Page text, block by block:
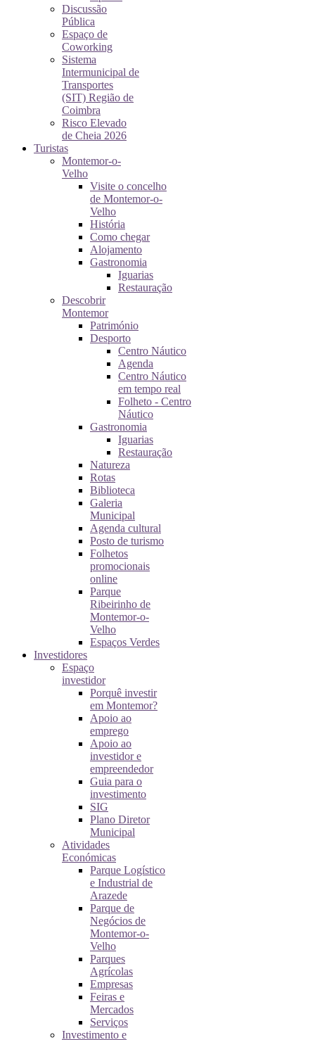
Discussão
Pública
Espaço de
Coworking
Sistema
Intermunicipal de
Transportes
(SIT) Região de
Coimbra
Risco Elevado
de Cheia 2026
Turistas
Montemor-o-
Velho
Visite o concelho
de Montemor-o-
Velho
História
Como chegar
Alojamento
Gastronomia
Iguarias
Restauração
Descobrir
Montemor
Património
Desporto
Centro Náutico
Agenda
Centro Náutico
em tempo real
Folheto - Centro
Náutico
Gastronomia
Iguarias
Restauração
Natureza
Rotas
Biblioteca
Galeria
Municipal
Agenda cultural
Posto de turismo
Folhetos
promocionais
online
Parque
Ribeirinho de
Montemor-o-
Velho
Espaços Verdes
Investidores
Espaço
investidor
Porquê investir
em Montemor?
Apoio ao
emprego
Apoio ao
investidor e
empreendedor
Guia para o
investimento
SIG
Plano Diretor
Municipal
Atividades
Económicas
Parque Logístico
e Industrial de
Arazede
Parque de
Negócios de
Montemor-o-
Velho
Parques
Agrícolas
Empresas
Feiras e
Mercados
Serviços
Investimento e